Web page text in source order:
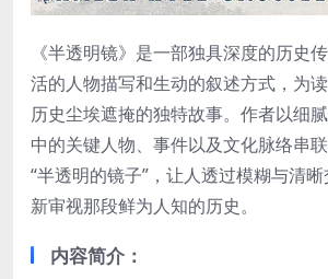
《半透明镜》是一部独具深度的历史
活的人物描写和生动的叙述方式，为
历史尘埃遮掩的独特故事。作者以细
中的关键人物、事件以及文化脉络串
“半透明的镜子”，让人透过模糊与清
新审视那段鲜为人知的历史。
内容简介 ：